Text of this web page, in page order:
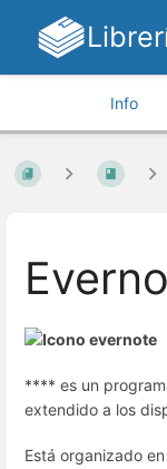
Info
**** es un
extendido a los
Está organizado